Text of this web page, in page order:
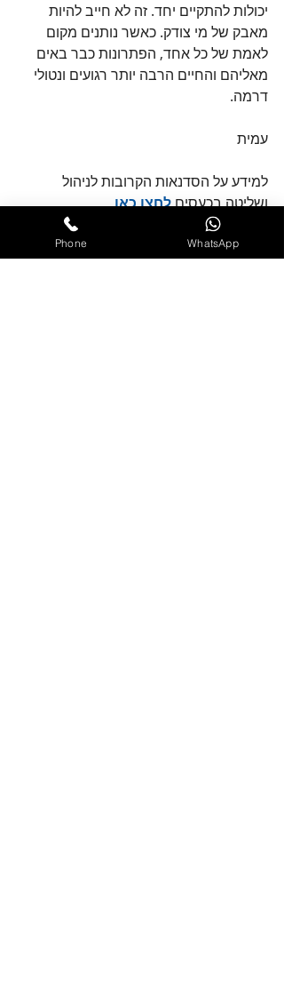
יכולות להתקיים יחד. זה לא חייב להיות
מאבק של מי צודק. כאשר נותנים מקום
לאמת של כל אחד, הפתרונות כבר באים
מאליהם והחיים הרבה יותר רגועים ונטולי
דרמה.
עמית
למידע על הסדנאות הקרובות לניהול
ושליטה בכעסים לחצו כאן
Phone WhatsApp